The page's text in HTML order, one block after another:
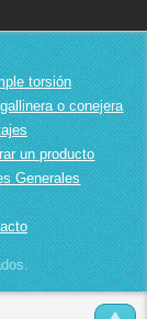
torsión
o conejera
un producto
Generales